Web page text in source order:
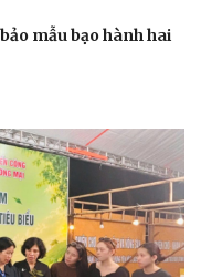
mẫu bạo hành hai